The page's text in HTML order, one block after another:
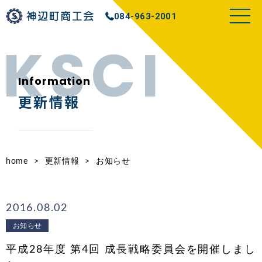
084-963-2001
Information
更新情報
home > 更新情報 > お知らせ
2016.08.02
お知らせ
平成28年度 第4回 成長戦略委員会を開催しまし